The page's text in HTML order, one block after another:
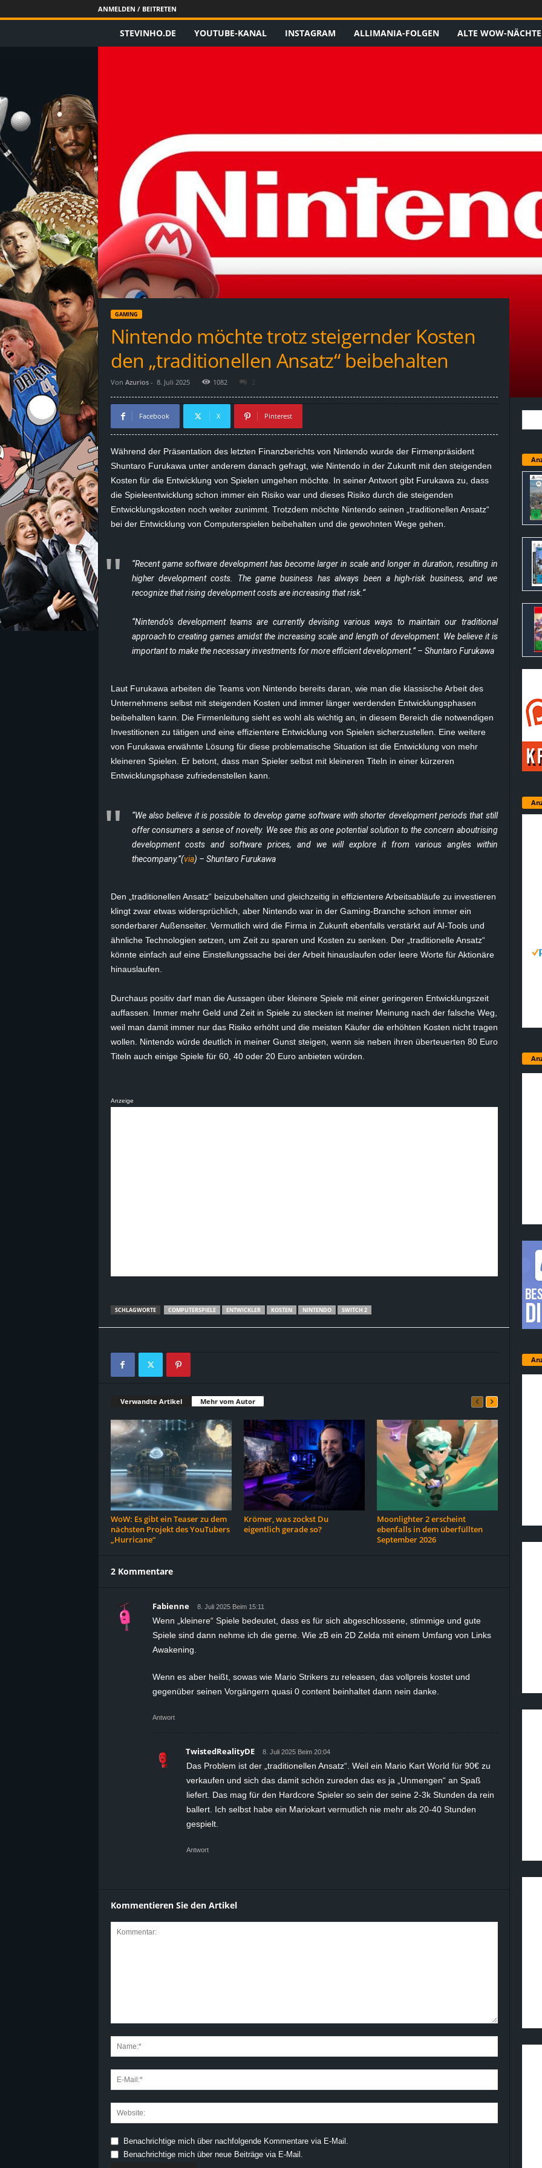
ANMELDEN / BEITRETEN
.
d
e
i
n
s
g
z
n
t
e
g
!
STEVINHO.DE YOUTUBE-KANAL INSTAGRAM ALLIMANIA-FOLGEN ALTE WOW-NÄCHTE
GAMING
Nintendo möchte trotz steigernder Kosten
den „traditionellen Ansatz“ beibehalten
Von Azurios- 8. Juli 2025 1082 2
Facebook X Pinterest
Während der Präsentation des letzten Finanzberichts von Nintendo wurde der Firmenpräsident
Shuntaro Furukawa unter anderem danach gefragt, wie Nintendo in der Zukunft mit den steigenden
Kosten für die Entwicklung von Spielen umgehen möchte. In seiner Antwort gibt Furukawa zu, dass
die Spieleentwicklung schon immer ein Risiko war und dieses Risiko durch die steigenden
Entwicklungskosten noch weiter zunimmt. Trotzdem möchte Nintendo seinen „traditionellen Ansatz“
bei der Entwicklung von Computerspielen beibehalten und die gewohnten Wege gehen.
“Recent game software development has become larger in scale and longer in duration, resulting in
higher development costs. The game business has always been a high-risk business, and we
recognize that rising development costs are increasing that risk.“
“Nintendo’s development teams are currently devising various ways to maintain our traditional
approach to creating games amidst the increasing scale and length of development. We believe it is
important to make the necessary investments for more efficient development.” – Shuntaro Furukawa
Laut Furukawa arbeiten die Teams von Nintendo bereits daran, wie man die klassische Arbeit des
Unternehmens selbst mit steigenden Kosten und immer länger werdenden Entwicklungsphasen
beibehalten kann. Die Firmenleitung sieht es wohl als wichtig an, in diesem Bereich die notwendigen
Investitionen zu tätigen und eine effizientere Entwicklung von Spielen sicherzustellen. Eine weitere
von Furukawa erwähnte Lösung für diese problematische Situation ist die Entwicklung von mehr
kleineren Spielen. Er betont, dass man Spieler selbst mit kleineren Titeln in einer kürzeren
Entwicklungsphase zufriedenstellen kann.
“We also believe it is possible to develop game software with shorter development periods that still
offer consumers a sense of novelty. We see this as one potential solution to the concern aboutrising
development costs and software prices, and we will explore it from various angles within
thecompany.”(via) – Shuntaro Furukawa
Den „traditionellen Ansatz“ beizubehalten und gleichzeitig in effizientere Arbeitsabläufe zu investieren
klingt zwar etwas widersprüchlich, aber Nintendo war in der Gaming-Branche schon immer ein
sonderbarer Außenseiter. Vermutlich wird die Firma in Zukunft ebenfalls verstärkt auf AI-Tools und
ähnliche Technologien setzen, um Zeit zu sparen und Kosten zu senken. Der „traditionelle Ansatz“
könnte einfach auf eine Einstellungssache bei der Arbeit hinauslaufen oder leere Worte für Aktionäre
hinauslaufen.
Durchaus positiv darf man die Aussagen über kleinere Spiele mit einer geringeren Entwicklungszeit
auffassen. Immer mehr Geld und Zeit in Spiele zu stecken ist meiner Meinung nach der falsche Weg,
weil man damit immer nur das Risiko erhöht und die meisten Käufer die erhöhten Kosten nicht tragen
wollen. Nintendo würde deutlich in meiner Gunst steigen, wenn sie neben ihren überteuerten 80 Euro
Titeln auch einige Spiele für 60, 40 oder 20 Euro anbieten würden.
Anzeige
SCHLAGWORTE COMPUTERSPIELE ENTWICKLER KOSTEN NINTENDO SWITCH 2
Verwandte Artikel Mehr vom Autor
WoW: Es gibt ein Teaser zu dem
nächsten Projekt des YouTubers
„Hurricane“
Krömer, was zockst Du
eigentlich gerade so?
Moonlighter 2 erscheint
ebenfalls in dem überfüllten
September 2026
2 Kommentare
Fabienne 8. Juli 2025 Beim 15:11
Wenn „kleinere“ Spiele bedeutet, dass es für sich abgeschlossene, stimmige und gute
Spiele sind dann nehme ich die gerne. Wie zB ein 2D Zelda mit einem Umfang von Links
Awakening.
Wenn es aber heißt, sowas wie Mario Strikers zu releasen, das vollpreis kostet und
gegenüber seinen Vorgängern quasi 0 content beinhaltet dann nein danke.
Antwort
TwistedRealityDE 8. Juli 2025 Beim 20:04
Das Problem ist der „traditionellen Ansatz“. Weil ein Mario Kart World für 90€ zu
verkaufen und sich das damit schön zureden das es ja „Unmengen“ an Spaß
liefert. Das mag für den Hardcore Spieler so sein der seine 2-3k Stunden da rein
ballert. Ich selbst habe ein Mariokart vermutlich nie mehr als 20-40 Stunden
gespielt.
Antwort
Kommentieren Sie den Artikel
Benachrichtige mich über nachfolgende Kommentare via E-Mail.
Benachrichtige mich über neue Beiträge via E-Mail.